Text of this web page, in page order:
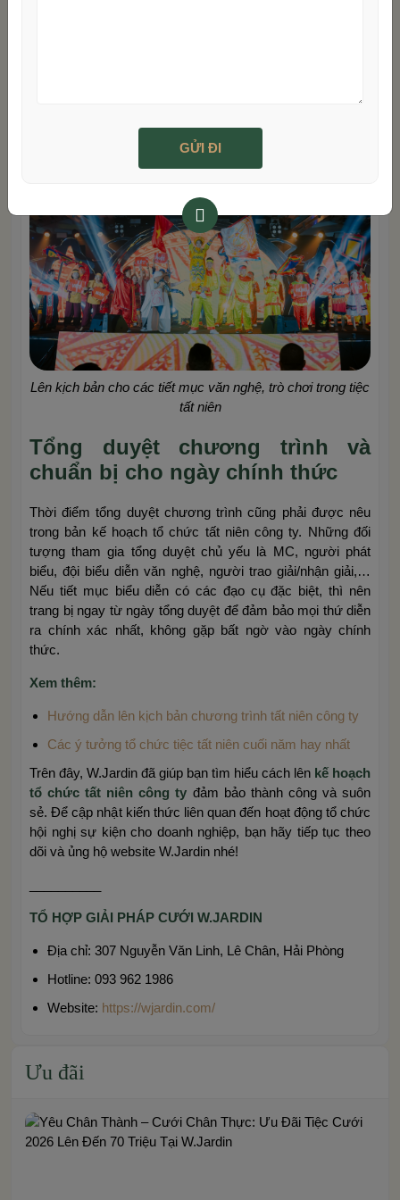
mặt mọi người chúc một năm mới đầy hứng khởi, đạt
nhiều thành công hơn.
Lên kịch bản cho các tiết mục văn nghệ, trò chơi trong tiệc
tất niên
Tổng duyệt chương trình và
chuẩn bị cho ngày chính thức
Thời điểm tổng duyệt chương trình cũng phải được nêu
trong bản kế hoạch tổ chức tất niên công ty. Những đối
tượng tham gia tổng duyệt chủ yếu là MC, người phát
biểu, đội biểu diễn văn nghệ, người trao giải/nhận giải,…
Nếu tiết mục biểu diễn có các đạo cụ đặc biệt, thì nên
trang bị ngay từ ngày tổng duyệt để đảm bảo mọi thứ diễn
ra chính xác nhất, không gặp bất ngờ vào ngày chính
thức.
Xem thêm:
Hướng dẫn lên kịch bản chương trình tất niên công ty
Các ý tưởng tổ chức tiệc tất niên cuối năm hay nhất
Trên đây, W.Jardin đã giúp bạn tìm hiểu cách lên kế hoạch
tổ chức tất niên công ty đảm bảo thành công và suôn
sẻ. Để cập nhật kiến thức liên quan đến hoạt động tổ chức
hội nghị sự kiện cho doanh nghiệp, bạn hãy tiếp tục theo
dõi và ủng hộ website W.Jardin nhé!
TỔ HỢP GIẢI PHÁP CƯỚI W.JARDIN
Địa chỉ: 307 Nguyễn Văn Linh, Lê Chân, Hải Phòng
Hotline: 093 962 1986
Website: https://wjardin.com/
Ưu đãi